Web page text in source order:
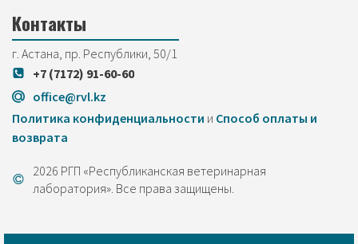
Контакты
г. Астана, пр. Республики, 50/1
+7 (7172) 91-60-60
office@rvl.kz
Политика конфиденциальности и Cпособ оплаты и
возврата
2026 РГП «Республиканская ветеринарная
лаборатория». Все права защищены.